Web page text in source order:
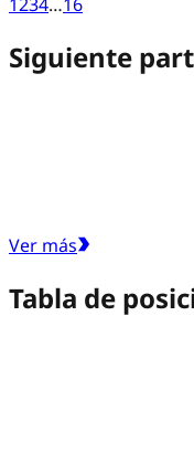
Siguiente
Ver más
Tabla de